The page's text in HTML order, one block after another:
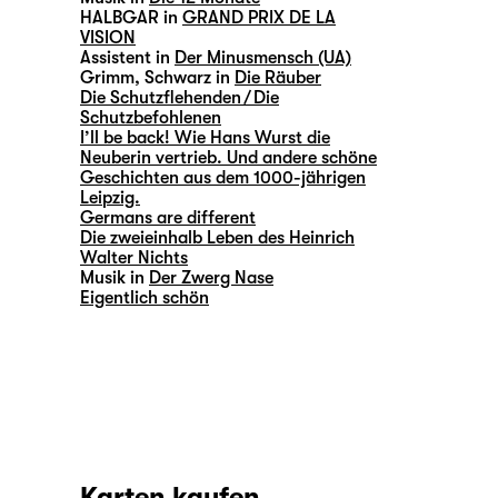
HALBGAR in GRAND PRIX DE LA
VISION
Assistent in Der Minusmensch (UA)
Grimm, Schwarz in Die Räuber
Die Schutzflehenden / Die
Schutzbefohlenen
I’ll be back! Wie Hans Wurst die
Neuberin vertrieb. Und andere schöne
Geschichten aus dem 1000-jährigen
Leipzig.
Germans are different
Die zweieinhalb Leben des Heinrich
Walter Nichts
Musik in Der Zwerg Nase
Eigentlich schön